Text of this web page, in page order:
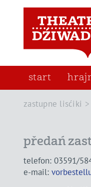
start
zastupne lisćiki
předań
telefon: 03591/
e-mail: